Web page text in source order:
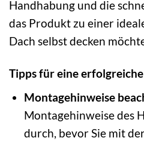
Handhabung und die
das Produkt zu einer
Dach selbst decken
Tipps für eine
Montagehinweise
Montagehinweise des
durch, bevor Sie mit